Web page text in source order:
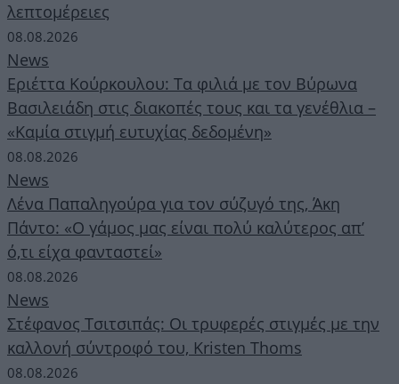
λεπτομέρειες
08.08.2026
News
Εριέττα Κούρκουλου: Τα φιλιά με τον Βύρωνα
Βασιλειάδη στις διακοπές τους και τα γενέθλια –
«Καμία στιγμή ευτυχίας δεδομένη»
08.08.2026
News
Λένα Παπαληγούρα για τον σύζυγό της, Άκη
Πάντο: «Ο γάμος μας είναι πολύ καλύτερος απ’
ό,τι είχα φανταστεί»
08.08.2026
News
Στέφανος Τσιτσιπάς: Οι τρυφερές στιγμές με την
καλλονή σύντροφό του, Kristen Thoms
08.08.2026